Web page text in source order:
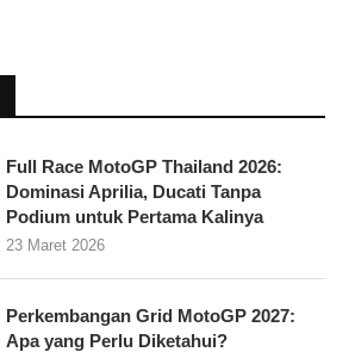
Full Race MotoGP Thailand 2026:
Dominasi Aprilia, Ducati Tanpa
Podium untuk Pertama Kalinya
23 Maret 2026
Perkembangan Grid MotoGP 2027:
Apa yang Perlu Diketahui?